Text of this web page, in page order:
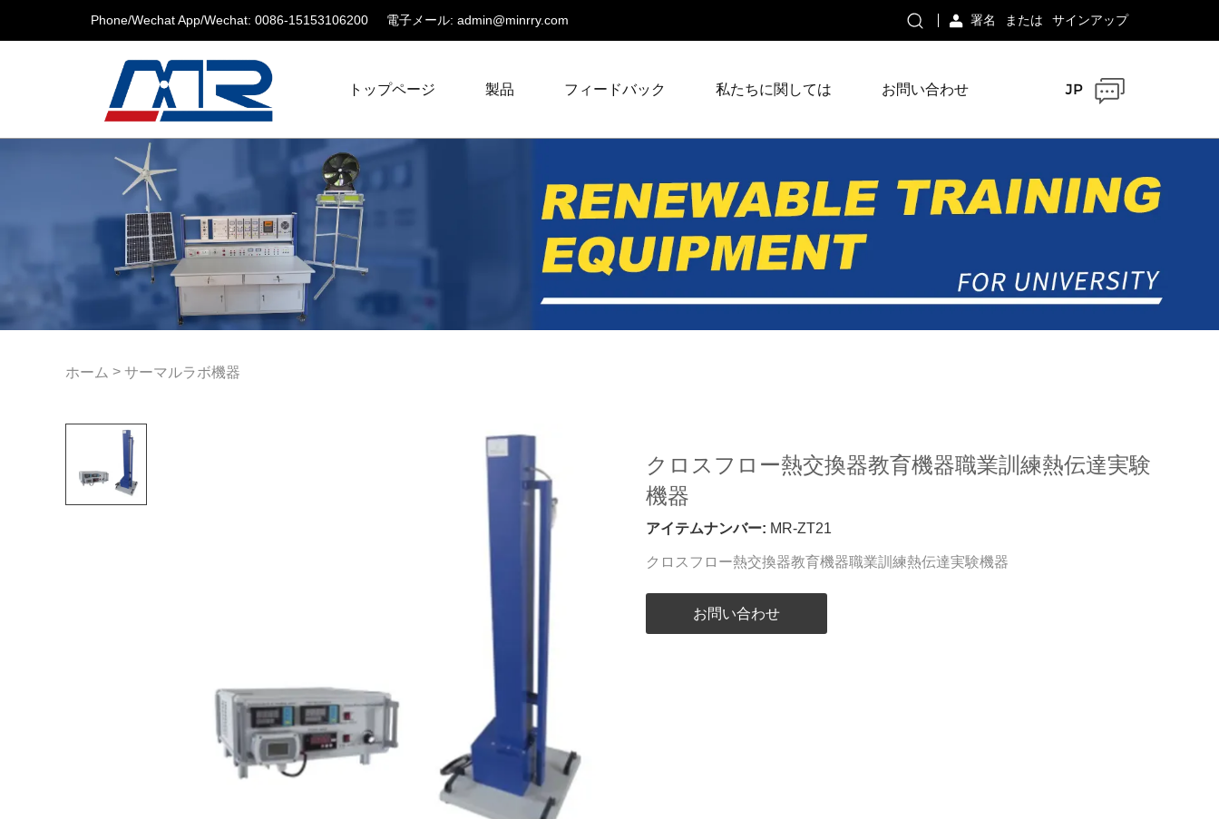
Phone/Wechat App/Wechat: 0086-15153106200 電子メール: admin@minrry.com 署名 または サインアップ
トップページ 製品 フィードバック 私たちに関しては お問い合わせ JP
ホーム > サーマルラボ機器
クロスフロー熱交換器教育機器職業訓練熱伝達実験
機器
アイテムナンバー: MR-ZT21
クロスフロー熱交換器教育機器職業訓練熱伝達実験機器
お問い合わせ